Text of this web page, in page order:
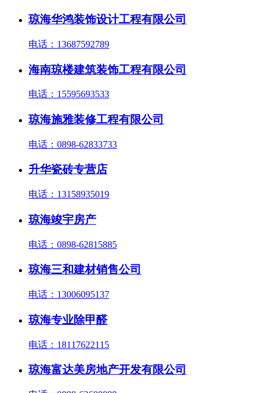
琼海华鸿装饰设计工程有限公司
电话：13687592789
海南琼楼建筑装饰工程有限公司
电话：15595693533
琼海施雅装修工程有限公司
电话：0898-62833733
升华瓷砖专营店
电话：13158935019
琼海竣宇房产
电话：0898-62815885
琼海三和建材销售公司
电话：13006095137
琼海专业除甲醛
电话：18117622115
琼海富达美房地产开发有限公司